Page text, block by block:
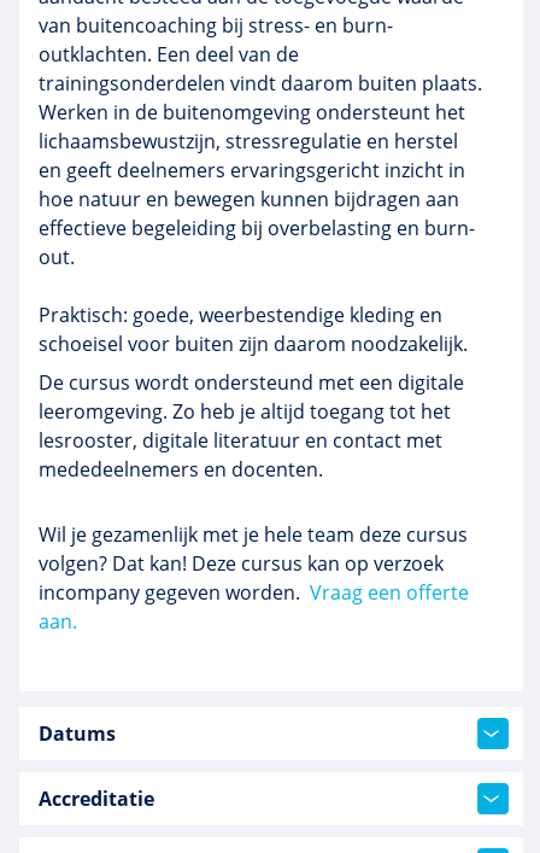
van buitencoaching bij stress- en burn-
outklachten. Een deel van de
trainingsonderdelen vindt daarom buiten plaats.
Werken in de buitenomgeving ondersteunt het
lichaamsbewustzijn, stressregulatie en herstel
en geeft deelnemers ervaringsgericht inzicht in
hoe natuur en bewegen kunnen bijdragen aan
effectieve begeleiding bij overbelasting en burn-
out.
Praktisch: goede, weerbestendige kleding en
schoeisel voor buiten zijn daarom noodzakelijk.​​​​​
De cursus wordt ondersteund met een digitale
leeromgeving. Zo heb je altijd toegang tot het
lesrooster, digitale literatuur en contact met
mededeelnemers en docenten.
Wil je gezamenlijk met je hele team deze cursus
volgen? Dat kan! Deze cursus kan op verzoek
incompany gegeven worden. Vraag een offerte
aan.
Datums
Accreditatie